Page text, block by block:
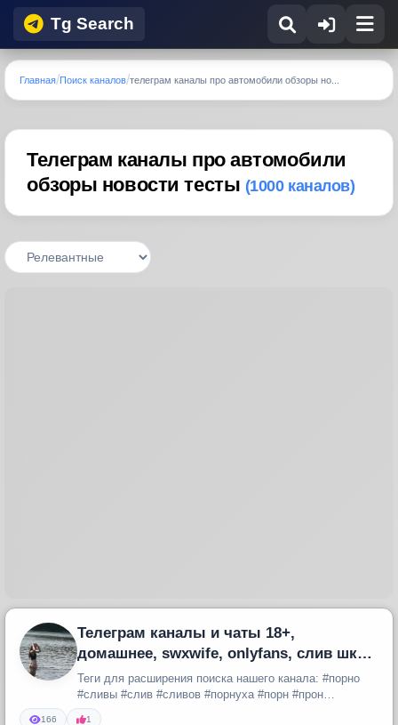
Tg Search
Главная Поиск каналов телеграм каналы про автомобили обзоры но...
Телеграм каналы про автомобили
обзоры новости тесты (1000 каналов)
Телеграм каналы и чаты 18+,
домашнее, swxwife, onlyfans, слив шкур,
лесбиянки (lesbian), порно (porn
Теги для расширения поиска нашего канала: #порно
#сливы #слив #сливов #порнуха #порн #прон
#настоящее #русское #домашнее...
166 1